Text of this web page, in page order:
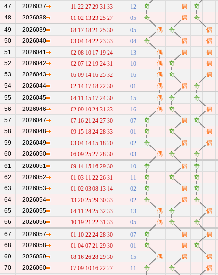
47
2026037 11 22 27 29 31 33 12 奇 偶
奇
48
2026038 01 02 13 23 25 27 05 奇 偶
奇
49
2026039 08 17 18 21 25 30 05 偶 奇
偶
50
2026040 03 04 14 22 23 33 04 奇 偶
偶
51
2026041 02 08 10 17 19 24 13 偶 偶
偶
52
2026042 02 07 12 19 24 31 10 偶 奇
偶
53
2026043 06 09 14 16 25 32 16 偶 奇
偶
54
2026044 02 14 17 18 22 30 01 偶 偶
奇
55
2026045 04 11 15 17 24 30 15 偶 奇
奇
56
2026046 02 09 10 24 31 33 16 偶 奇
偶
57
2026047 07 16 21 24 27 30 07 奇 偶
奇
58
2026048 09 15 18 24 28 33 01 奇 奇
偶
59
2026049 03 04 14 15 18 20 02 奇 偶
偶
60
2026050 06 09 25 27 28 30 03 偶 奇
奇
61
2026051 09 14 15 16 29 30 10 奇 偶
奇
62
2026052 01 03 11 22 26 31 11 奇 奇
奇
63
2026053 01 02 03 08 13 14 02 奇 偶
奇
64
2026054 13 20 25 29 30 33 02 奇 偶
奇
65
2026055 04 11 24 25 32 33 13 偶 奇
偶
66
2026056 10 19 21 22 31 33 05 偶 奇
奇
67
2026057 01 10 22 24 28 30 07 奇 偶
偶
68
2026058 01 04 07 21 29 30 01 奇 偶
奇
69
2026059 08 16 26 28 29 30 15 偶 偶
偶
70
2026060 07 09 10 16 22 27 11 奇 奇
偶